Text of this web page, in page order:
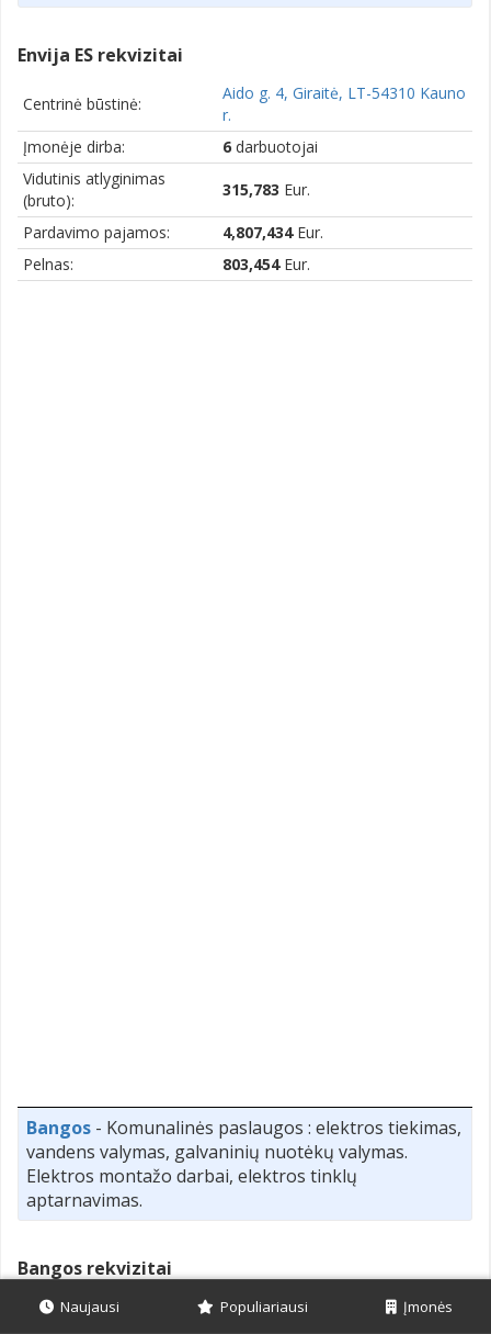
Envija ES rekvizitai
Centrinė būstinė:
Aido g. 4, Giraitė, LT-54310 Kauno
r.
Įmonėje dirba:
6 darbuotojai
Vidutinis atlyginimas
(bruto):
315,783 Eur.
Pardavimo pajamos: 4,807,434Eur.
Pelnas:
803,454Eur.
Bangos - Komunalinės paslaugos : elektros tiekimas,
vandens valymas, galvaninių nuotėkų valymas.
Elektros montažo darbai, elektros tinklų
aptarnavimas.
Bangos rekvizitai
Centrinė būstinė:
Draugystės g. 19, LT-51230
Naujausi Populiariausi Įmonės